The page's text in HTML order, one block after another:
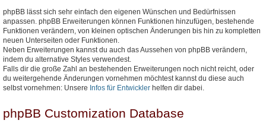
phpBB lässt sich sehr einfach den eigenen Wünschen und Bedürfnissen
anpassen. phpBB Erweiterungen können Funktionen hinzufügen, bestehende
Funktionen verändern, von kleinen optischen Änderungen bis hin zu kompletten
neuen Unterseiten oder Funktionen.
Neben Erweiterungen kannst du auch das Aussehen von phpBB verändern,
indem du alternative Styles verwendest.
Falls dir die große Zahl an bestehenden Erweiterungen noch nicht reicht, oder
du weitergehende Änderungen vornehmen möchtest kannst du diese auch
selbst vornehmen: Unsere Infos für Entwickler helfen dir dabei.
phpBB Customization Database